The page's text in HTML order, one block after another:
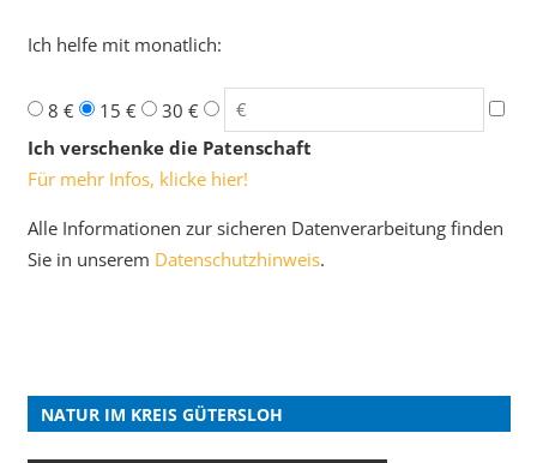
Ich helfe mit monatlich:
8 € 15 €
30 €
Ich verschenke die Patenschaft
Für mehr Infos, klicke hier!
Alle Informationen zur sicheren Datenverarbeitung finden
Sie in unserem Datenschutzhinweis.
NATUR IM KREIS GÜTERSLOH